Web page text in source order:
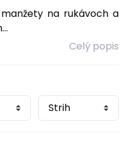
na rukávoch a
Celý popis